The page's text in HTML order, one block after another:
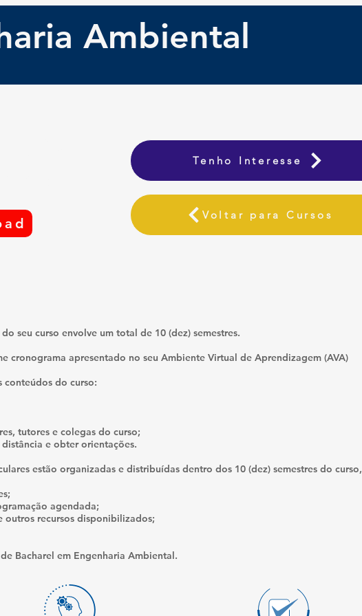
Ambiental
Tenho Interesse
Voltar para Cursos
seu curso envolve um total de 10 (dez) semestres.
cronograma apresentado no seu Ambiente Virtual de Aprendizagem (AVA)
conteúdos do curso:
tutores e colegas do curso;
e obter orientações.
estão organizadas e distribuídas dentro dos 10 (dez) semestres do curso,
agendada;
recursos disponibilizados;
Bacharel em Engenharia Ambiental.